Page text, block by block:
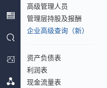
高级管理人员
管理层持股及报酬
企业高级查询（新）
资产负债表
利润表
现金流量表